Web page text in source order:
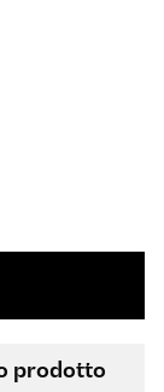
prodotto